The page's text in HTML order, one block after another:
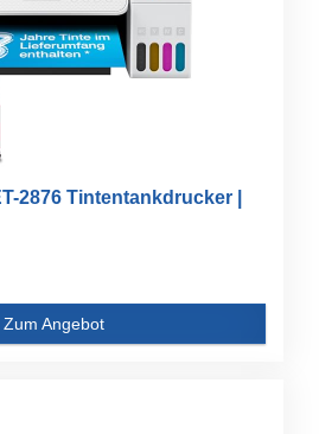
2876 Tintentankdrucker |
Zum Angebot